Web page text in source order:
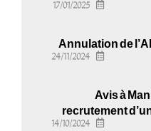
17/01/2025
Annulation de
24/11/2024
Avis à
recrutement
14/10/2024